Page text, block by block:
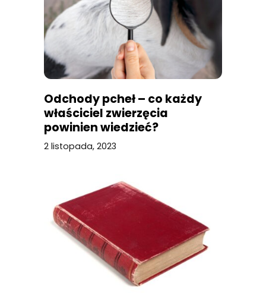
Odchody pcheł – co każdy
właściciel zwierzęcia
powinien wiedzieć?
2 listopada, 2023